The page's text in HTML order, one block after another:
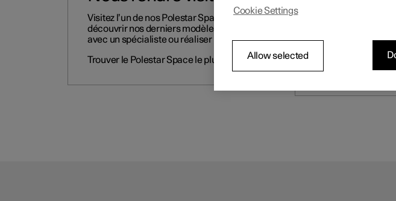
Visitez l’un de nos Polestar Spaces pour
découvrir nos derniers modèles, échanger
avec un spécialiste ou réaliser un essai.
Trouver le Polestar Space le plus proche
Polestar, et restez
Participer à la
Cookie Settings
Allow selected